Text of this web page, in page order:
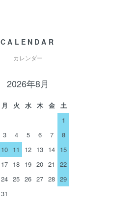
CALENDAR
カレンダー
2026年8月
月 火 水 木 金
土
1
3 4 5 6 7
8
10 11 12 13 14 15
17 18 19 20 21
22
24 25 26 27 28 29
31